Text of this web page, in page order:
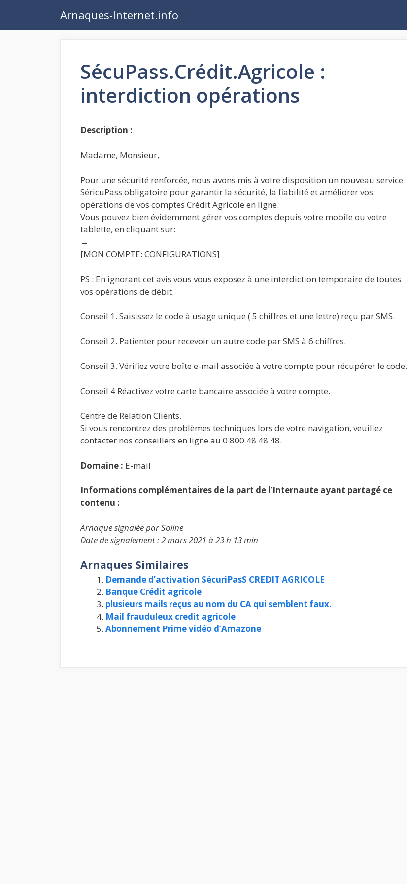
contenu
Arnaques-Internet.info
SécuPass.Crédit.Agricole :
interdiction opérations
Description :
Madame, Monsieur,
Pour une sécurité renforcée, nous avons mis à votre disposition un nouveau service
SéricuPass obligatoire pour garantir la sécurité, la fiabilité et améliorer vos
opérations de vos comptes Crédit Agricole en ligne.
Vous pouvez bien évidemment gérer vos comptes depuis votre mobile ou votre
tablette, en cliquant sur:
→
[MON COMPTE: CONFIGURATIONS]
PS : En ignorant cet avis vous vous exposez à une interdiction temporaire de toutes
vos opérations de débit.
Conseil 1. Saisissez le code à usage unique ( 5 chiffres et une lettre) reçu par SMS.
Conseil 2. Patienter pour recevoir un autre code par SMS à 6 chiffres.
Conseil 3. Vérifiez votre boîte e-mail associée à votre compte pour récupérer le code.
Conseil 4 Réactivez votre carte bancaire associée à votre compte.
Centre de Relation Clients.
Si vous rencontrez des problèmes techniques lors de votre navigation, veuillez
contacter nos conseillers en ligne au 0 800 48 48 48.
Domaine : E-mail
Informations complémentaires de la part de l’Internaute ayant partagé ce
contenu :
Arnaque signalée par Soline
Date de signalement : 2 mars 2021 à 23 h 13 min
Arnaques Similaires
Demande d’activation SécuriPasS CREDIT AGRICOLE
Banque Crédit agricole
plusieurs mails reçus au nom du CA qui semblent faux.
Mail frauduleux credit agricole
Abonnement Prime vidéo d’Amazone